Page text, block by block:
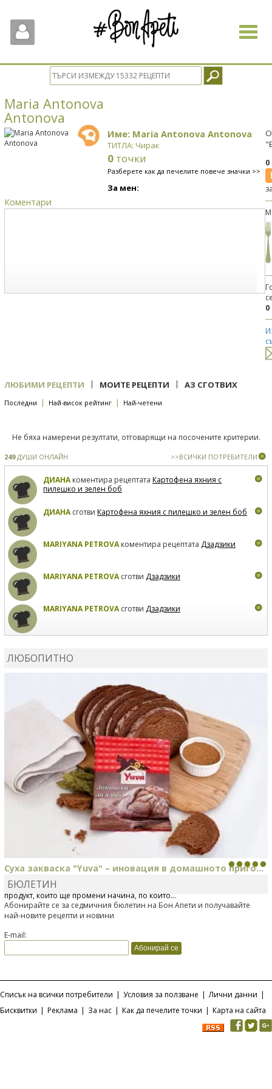
Toggle
Maria Antonova
Antonova
Име: Maria Antonova Antonova
ТИТЛА: Чирак
0 точки
Разберете как да печелите повече значки >>
За мен:
Коментари
0
ЛЮБИМИ РЕЦЕПТИ | МОИТЕ РЕЦЕПТИ | АЗ СГОТВИХ
Последни | Най-висок рейтинг | Най-четени
Не бяха намерени резултати, отговарящи на посочените критерии.
249ДУШИ ОНЛАЙН >>ВСИЧКИ ПОТРЕБИТЕЛИ
ДИАНАкоментира рецептата Картофена яхния с
пилешко и зелен боб
ДИАНАсготви Картофена яхния с пилешко и зелен боб
MARIYANA PETROVAкоментира рецептата Дзадзики
MARIYANA PETROVAсготви Дзадзики
MARIYANA PETROVAсготви Дзадзики
ЛЮБОПИТНО
Суха закваска "Yuva" – иновация в домашното приго...
Отскоро Лесафр България стартира предлагането на изцяло нов
продукт, който ще промени начина, по който...
БЮЛЕТИН
Абонирайте се за седмичния бюлетин на Бон Апети и получавайте
най-новите рецепти и новини
E-mail:
Списък на всички потребители | Условия за ползване | Лични данни |
Бисквитки | Реклама | За нас | Как да печелите точки | Карта на сайта